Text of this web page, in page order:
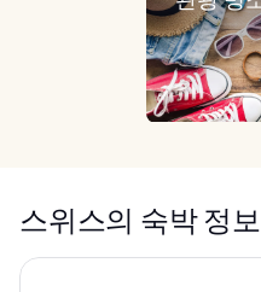
스위스의 숙박 정보
호텔 푸니콜라레